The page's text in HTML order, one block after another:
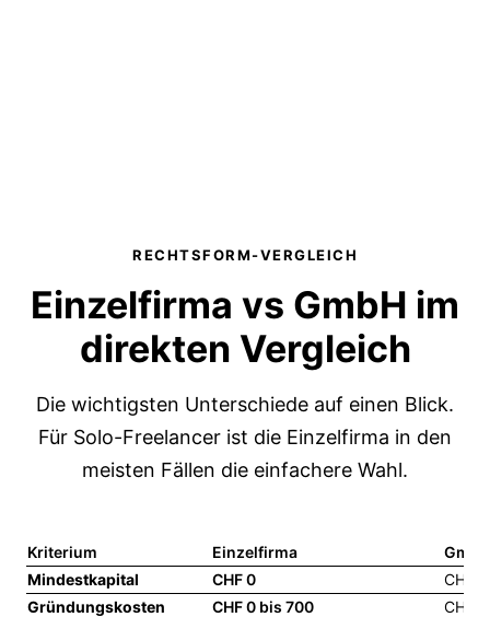
RECHTSFORM-VERGLEICH
Einzelfirma vs GmbH im
direkten Vergleich
Die wichtigsten Unterschiede auf einen Blick.
Für Solo-Freelancer ist die Einzelfirma in den
meisten Fällen die einfachere Wahl.
Kriterium Einzelfirma
GmbH
Mindestkapital
CHF 0
CHF
Gründungskosten
CHF 0 bis 700
CHF